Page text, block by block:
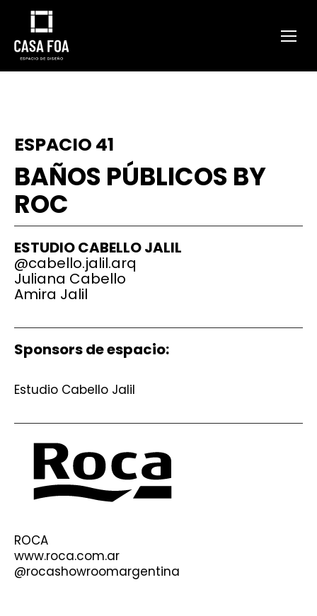
ESPACIO 41
BAÑOS PÚBLICOS BY
ROC
ESTUDIO CABELLO JALIL
@cabello.jalil.arq
Juliana Cabello
Amira Jalil
Sponsors de espacio:
Estudio Cabello Jalil
ROCA
www.roca.com.ar
@rocashowroomargentina